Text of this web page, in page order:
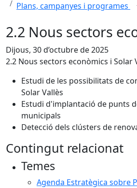
Plans, campanyes i programes
2.2 Nous sectors
Dijous, 30 d’octubre de 2025
2.2 Nous sectors econòmics i Solar
Estudi de les possibilitats de
Solar Vallès
Estudi d'implantació de punts
municipals
Detecció dels clústers de
Contingut relacionat
Temes
Agenda Estratègica sobre